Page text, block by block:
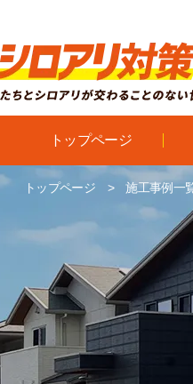
トップページ
トップページ > 施工事例一